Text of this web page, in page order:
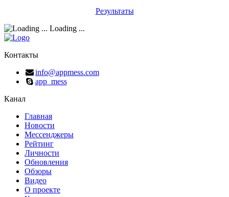
Результаты
Loading ...
Контакты
info@appmess.com
app_mess
Канал
Главная
Новости
Мессенджеры
Рейтинг
Личности
Обновления
Обзоры
Видео
О проекте